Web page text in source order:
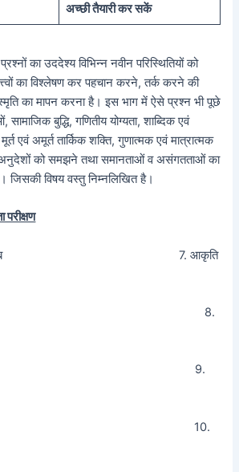
अच्छी तैयारी कर सकें
का उददेश्य विभिन्न नवीन परिस्थितियों को
का विश्लेषण कर पहचान करने, तर्क करने की
स्मृति का मापन करना है। इस भाग में ऐसे प्रश्न भी पूछे
सामाजिक बुद्धि, गणितीय योग्यता, शाब्दिक एवं
एवं अमूर्त तार्किक शक्ति, गुणात्मक एवं मात्रात्मक
को समझने तथा समानताओं व असंगतताओं का
जिसकी विषय वस्तु निम्नलिखित है।
परीक्षण
जल प्रतिविम्ब 7. आकृति
8.
9.
10.